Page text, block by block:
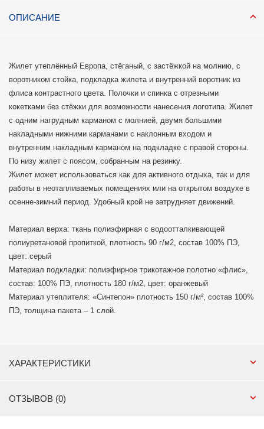
ОПИСАНИЕ
Жилет утеплённый Европа, стёганый, с застёжкой на молнию, с
воротником стойка, подкладка жилета и внутренний воротник из
флиса контрастного цвета. Полочки и спинка с отрезными
кокетками без стёжки для возможности нанесения логотипа. Жилет
с одним нагрудным карманом с молнией, двумя большими
накладными нижними карманами с наклонным входом и
внутренним накладным карманом на подкладке с правой стороны.
По низу жилет с поясом, собранным на резинку.
Жилет может использоваться как для активного отдыха, так и для
работы в неотапливаемых помещениях или на открытом воздухе в
осенне-зимний период. Удобный крой не затрудняет движений.
Материал верха: ткань полиэфирная с водоотталкивающей
полиуретановой пропиткой, плотность 90 г/м2, состав 100% ПЭ,
цвет: серый
Материал подкладки: полиэфирное трикотажное полотно «флис»,
состав: 100% ПЭ, плотность 180 г/м2, цвет: оранжевый
Материал утеплителя: «Синтепон» плотность 150 г/м², состав 100%
ПЭ, толщина пакета – 1 слой.
ХАРАКТЕРИСТИКИ
ОТЗЫВОВ (0)